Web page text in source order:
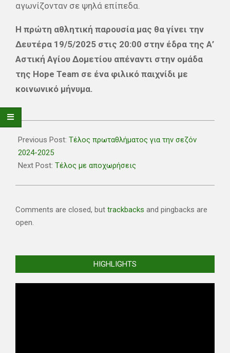
αγωνίζονταν σε ψηλά επίπεδα.
Η πρώτη αθλητική παρουσία μας θα γίνει την
Δευτέρα 19/5/2025 στις 20:00 στην έδρα της Α’
Αστική Αγίου Δομετίου απέναντι στην ομάδα
της Hope Team σε ένα φιλικό παιχνίδι με
κοινωνικό μήνυμα.
2025-
05-
12
Previous Post: Τέλος πρωταθλήματος για την σεζόν
2024-2025
Next Post: Τέλος με αποχωρήσεις
Comments are closed, but trackbacks and pingbacks are
open.
HIGHLIGHTS